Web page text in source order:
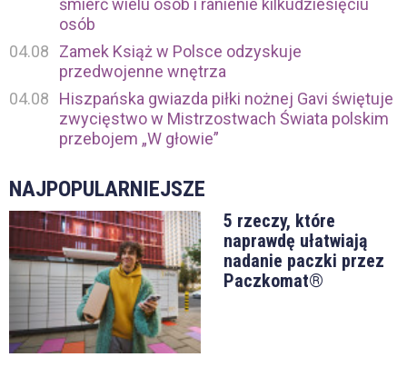
śmierć wielu osób i ranienie kilkudziesięciu
osób
04.08
Zamek Książ w Polsce odzyskuje
przedwojenne wnętrza
04.08
Hiszpańska gwiazda piłki nożnej Gavi świętuje
zwycięstwo w Mistrzostwach Świata polskim
przebojem „W głowie”
NAJPOPULARNIEJSZE
5 rzeczy, które
naprawdę ułatwiają
nadanie paczki przez
Paczkomat®